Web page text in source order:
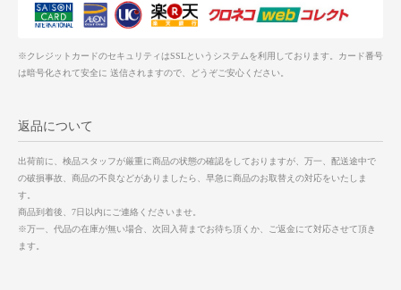
※クレジットカードのセキュリティはSSLというシステムを利用しております。カード番号
は暗号化されて安全に 送信されますので、どうぞご安心ください。
返品について
出荷前に、検品スタッフが厳重に商品の状態の確認をしておりますが、万一、配送途中で
の破損事故、商品の不良などがありましたら、早急に商品のお取替えの対応をいたしま
す。
商品到着後、7日以内にご連絡くださいませ。
※万一、代品の在庫が無い場合、次回入荷までお待ち頂くか、ご返金にて対応させて頂き
ます。